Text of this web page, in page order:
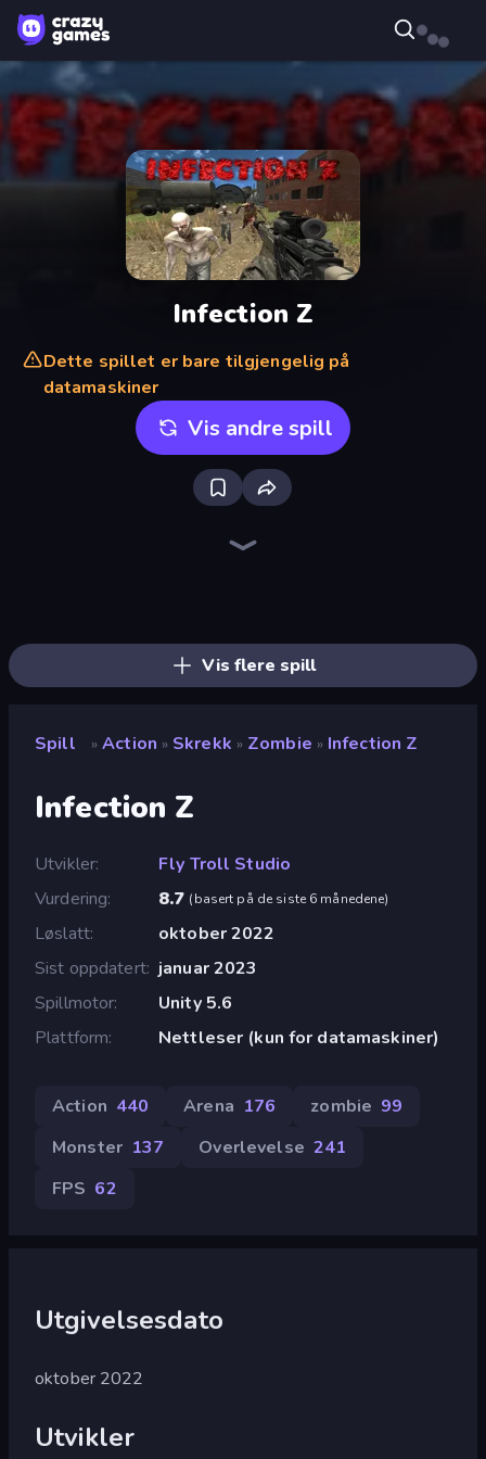
Infection Z
Dette spillet er bare tilgjengelig på
datamaskiner
Vis andre spill
Vis flere spill
Spill » Action » Skrekk » Zombie » Infection Z
Infection Z
Utvikler
Fly Troll Studio
Vurdering
8.7 (basert på de siste 6 månedene)
Løslatt
oktober 2022
Sist oppdatert januar 2023
Spillmotor
Unity 5.6
Plattform
Nettleser (kun for datamaskiner)
Action 440 Arena 176 zombie 99
Monster 137 Overlevelse 241
FPS 62
Utgivelsesdato
oktober 2022
Utvikler